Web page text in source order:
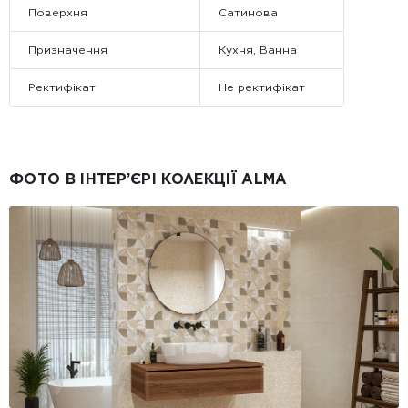
Поверхня Сатинова
Призначення Кухня, Ванна
Ректифікат Не ректифікат
ФОТО В ІНТЕР’ЄРІ КОЛЕКЦІЇ ALMA